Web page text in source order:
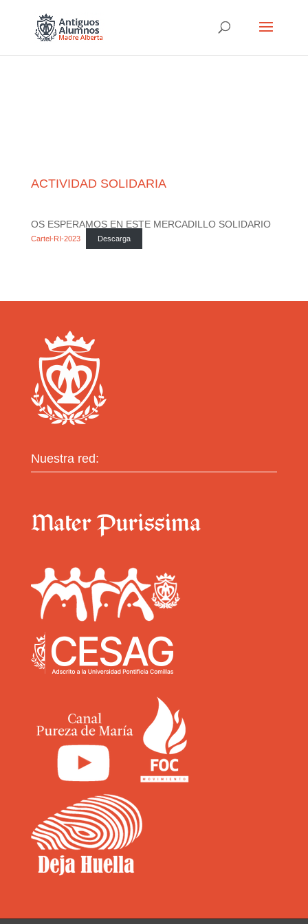
ACTIVIDAD SOLIDARIA
OS ESPERAMOS EN ESTE MERCADILLO SOLIDARIO
Cartel-RI-2023 Descarga
Nuestra red: